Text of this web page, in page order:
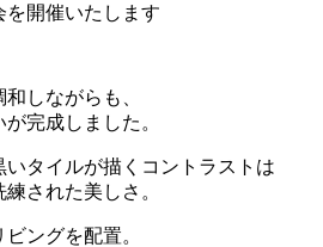
を開催いたします
しながらも、
完成しました。
タイルが描くコントラストは
された美しさ。
ングを配置。